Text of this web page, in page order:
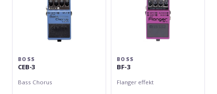
BOSS
CEB-3
Bass Chorus
BOSS
BF-3
Flanger effekt